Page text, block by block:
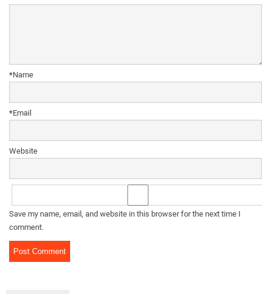
Name
*
Email
*
Website
Save my name, email, and website in this browser for the next time I
comment.